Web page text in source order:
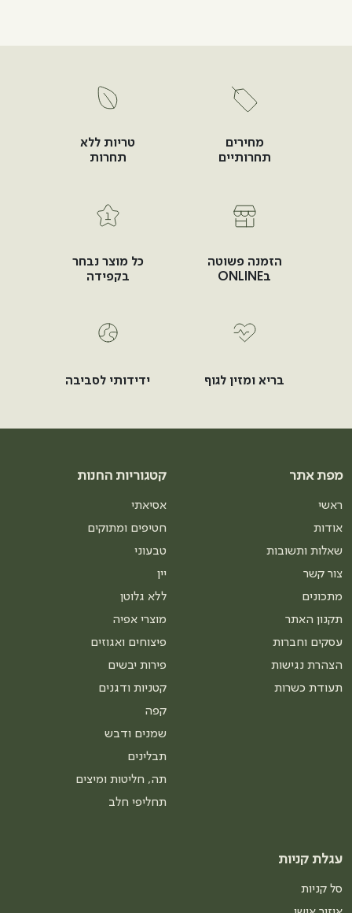
מחירים
תחרותיים
טריות ללא
תחרות
הזמנה פשוטה
בONLINE
כל מוצר נבחר
בקפידה
בריא ומזין לגוף ידידותי לסביבה
מפת אתר
ראשי
אודות
שאלות ותשובות
צור קשר
מתכונים
תקנון האתר
עסקים וחברות
הצהרת נגישות
תעודת כשרות
קטגוריות החנות
אסיאתי
חטיפים ומתוקים
טבעוני
יין
ללא גלוטן
מוצרי אפיה
פיצוחים ואגוזים
פירות יבשים
קטניות ודגנים
קפה
שמנים ודבש
תבלינים
תה, חליטות ומיצים
תחליפי חלב
עגלת קניות
סל קניות